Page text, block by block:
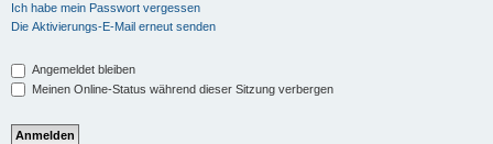
Ich habe mein Passwort vergessen
Die Aktivierungs-E-Mail erneut senden
Angemeldet bleiben
Meinen Online-Status während dieser Sitzung verbergen